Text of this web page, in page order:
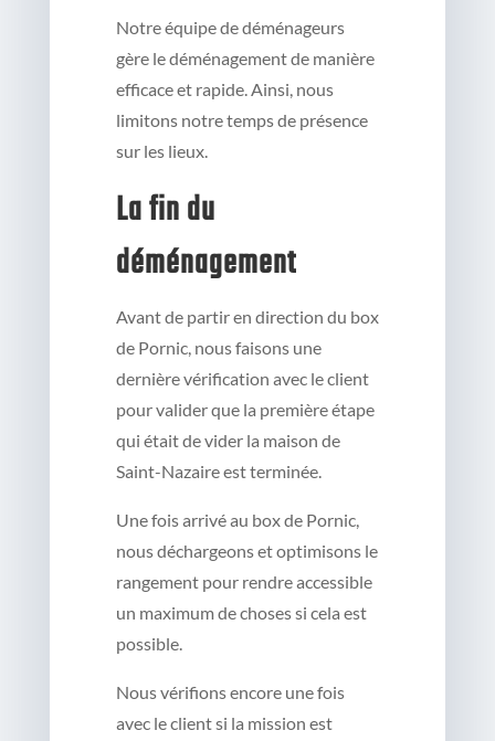
Notre équipe de déménageurs
gère le déménagement de manière
efficace et rapide. Ainsi, nous
limitons notre temps de présence
sur les lieux.
La fin du
déménagement
Avant de partir en direction du box
de Pornic, nous faisons une
dernière vérification avec le client
pour valider que la première étape
qui était de vider la maison de
Saint-Nazaire est terminée.
Une fois arrivé au box de Pornic,
nous déchargeons et optimisons le
rangement pour rendre accessible
un maximum de choses si cela est
possible.
Nous vérifions encore une fois
avec le client si la mission est